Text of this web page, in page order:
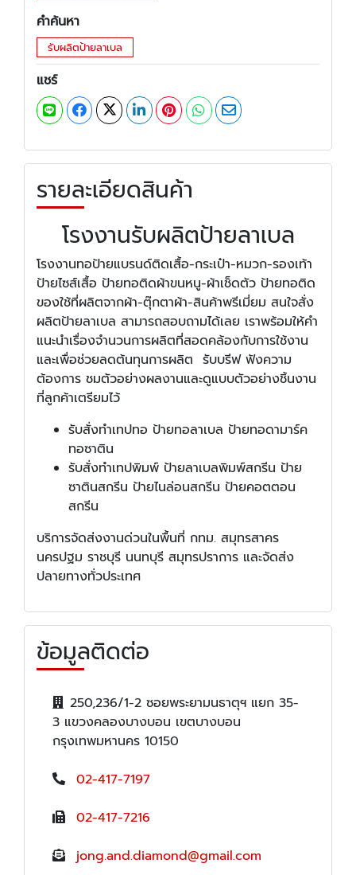
คำค้นหา
รับผลิตป้ายลาเบล
แชร์
รายละเอียดสินค้า
โรงงานรับผลิตป้ายลาเบล
โรงงานทอป้ายแบรนด์ติดเสื้อ-กระเป๋า-หมวก-รองเท้า
ป้ายไซส์เสื้อ ป้ายทอติดผ้าขนหนู-ผ้าเช็ดตัว ป้ายทอติด
ของใช้ที่ผลิตจากผ้า-ตุ๊กตาผ้า-สินค้าพรีเมี่ยม สนใจสั่ง
ผลิตป้ายลาเบล สามารถสอบถามได้เลย เราพร้อมให้คำ
แนะนำเรื่องจำนวนการผลิตที่สอดคล้องกับการใช้งาน
และเพื่อช่วยลดต้นทุนการผลิต รับบรีฟ ฟังความ
ต้องการ ชมตัวอย่างผลงานและดูแบบตัวอย่างชิ้นงาน
ที่ลูกค้าเตรียมไว้
รับสั่งทำเทปทอ ป้ายทอลาเบล ป้ายทอดามาร์ค
ทอซาติน
รับสั่งทำเทปพิมพ์ ป้ายลาเบลพิมพ์สกรีน ป้าย
ซาตินสกรีน ป้ายไนล่อนสกรีน ป้ายคอตตอน
สกรีน
บริการจัดส่งงานด่วนในพื้นที่ กทม. สมุทรสาคร
นครปฐม ราชบุรี นนทบุรี สมุทรปราการ และจัดส่ง
ปลายทางทั่วประเทศ
ข้อมูลติดต่อ
250,236/1-2 ซอยพระยามนธาตุฯ แยก 35-
3 แขวงคลองบางบอน เขตบางบอน
กรุงเทพมหานคร 10150
02-417-7197
02-417-7216
jong.and.diamond@gmail.com